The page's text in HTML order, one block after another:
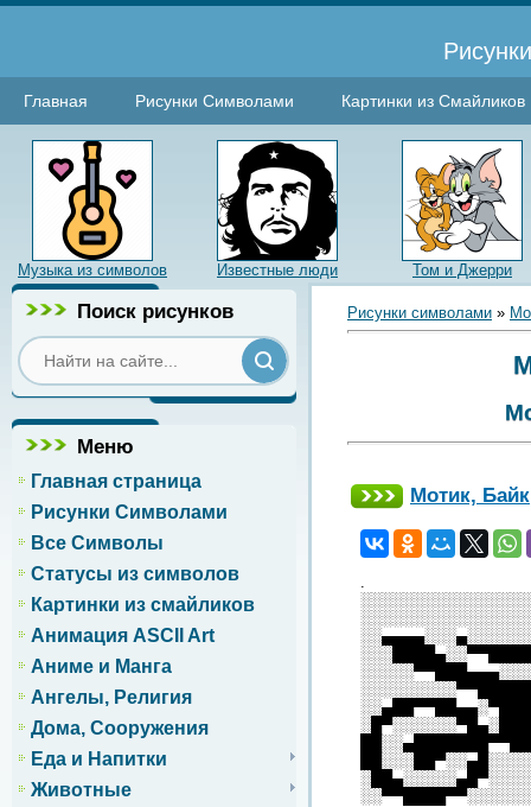
Главная Рисунки Символами Картинки из Смайликов
Музыка из символов Известные люди Том и Джерри
Поиск рисунков
Меню
Главная страница
Рисунки Символами
Все Символы
Статусы из символов
Картинки из смайликов
Анимация ASCII Art
Аниме и Манга
Ангелы, Религия
Дома, Сооружения
Еда и Напитки
Животные
Рисунки символами »
Мотик, Байк
.